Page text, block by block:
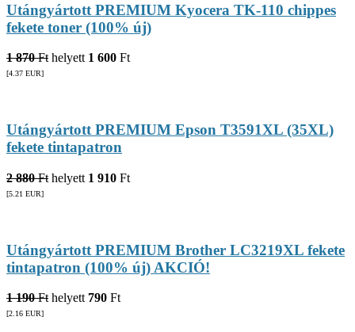
Utángyártott PREMIUM Kyocera TK-110 chippes
fekete toner (100% új)
1 870 Ft helyett 1 600 Ft
[4.37 EUR]
Utángyártott PREMIUM Epson T3591XL (35XL)
fekete tintapatron
2 880 Ft helyett 1 910 Ft
[5.21 EUR]
Utángyártott PREMIUM Brother LC3219XL fekete
tintapatron (100% új) AKCIÓ!
1 190 Ft helyett 790 Ft
[2.16 EUR]